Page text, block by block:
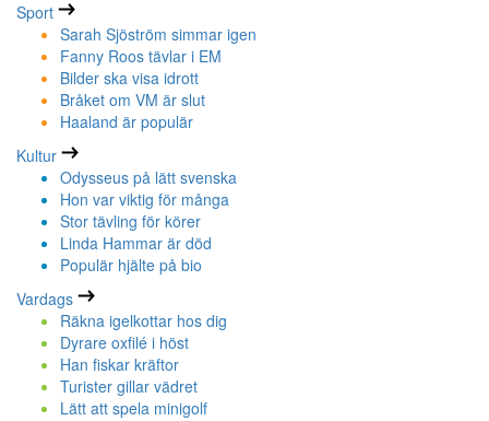
Sport
Sarah Sjöström simmar igen
Fanny Roos tävlar i EM
Bilder ska visa idrott
Bråket om VM är slut
Haaland är populär
Kultur
Odysseus på lätt svenska
Hon var viktig för många
Stor tävling för körer
Linda Hammar är död
Populär hjälte på bio
Vardags
Räkna igelkottar hos dig
Dyrare oxfilé i höst
Han fiskar kräftor
Turister gillar vädret
Lätt att spela minigolf